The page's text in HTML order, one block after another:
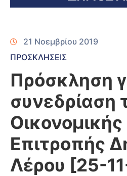
21 Νοεμβρίου 2019
ΠΡΟΣΚΛΗΣΕΙΣ
Πρόσκληση
συνεδρίαση
Οικονομικής
Επιτροπής
Λέρου [25-